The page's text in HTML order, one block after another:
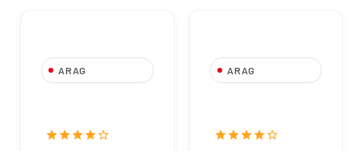
ARAG
con Cavi
starstarstarstarstar_border
ARAG
attuatori -
starstarstarstarstar_border